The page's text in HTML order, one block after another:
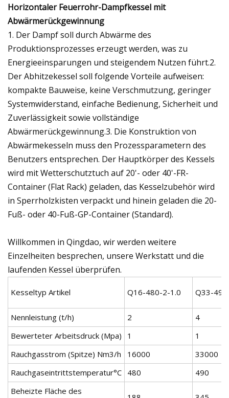
Horizontaler Feuerrohr-Dampfkessel mit
Abwärmerückgewinnung
1. Der Dampf soll durch Abwärme des
Produktionsprozesses erzeugt werden, was zu
Energieeinsparungen und steigendem Nutzen führt.2.
Der Abhitzekessel soll folgende Vorteile aufweisen:
kompakte Bauweise, keine Verschmutzung, geringer
Systemwiderstand, einfache Bedienung, Sicherheit und
Zuverlässigkeit sowie vollständige
Abwärmerückgewinnung.3. Die Konstruktion von
Abwärmekesseln muss den Prozessparametern des
Benutzers entsprechen. Der Hauptkörper des Kessels
wird mit Wetterschutztuch auf 20'- oder 40'-FR-
Container (Flat Rack) geladen, das Kesselzubehör wird
in Sperrholzkisten verpackt und hinein geladen die 20-
Fuß- oder 40-Fuß-GP-Container (Standard).
Willkommen in Qingdao, wir werden weitere
Einzelheiten besprechen, unsere Werkstatt und die
laufenden Kessel überprüfen.
Kesseltyp Artikel Q16-480-2-1.0 Q33-
Nennleistung (t/h) 2
4
Bewerteter Arbeitsdruck (Mpa)
1
1
Rauchgasstrom (Spitze) Nm3/h
16000
33000
Rauchgaseintrittstemperatur°C 480
490
Beheizte Fläche des